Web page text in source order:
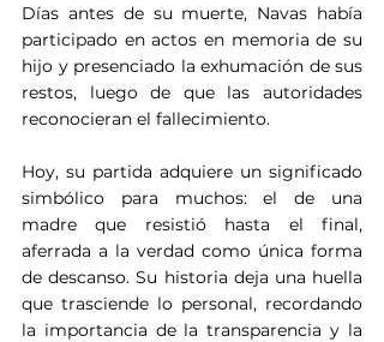
Días antes de su muerte, Navas había
participado en actos en memoria de su
hijo y presenciado la exhumación de sus
restos, luego de que las autoridades
reconocieran el fallecimiento.
Hoy, su partida adquiere un significado
simbólico para muchos: el de una
madre que resistió hasta el final,
aferrada a la verdad como única forma
de descanso. Su historia deja una huella
que trasciende lo personal, recordando
la importancia de la transparencia y la